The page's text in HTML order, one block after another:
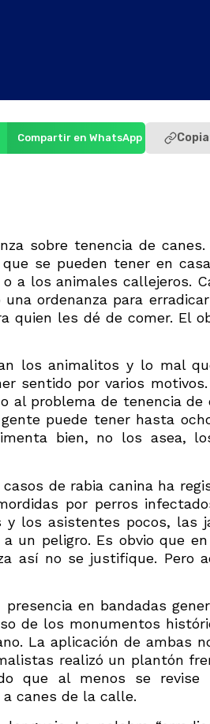
Compartir en WhatsApp
sobre tenencia de
se pueden tener en
a los animales callejeros.
ordenanza para
quien les dé de comer. El
los animalitos y lo mal
sentido por varios
al problema de tenencia de
puede tener hasta
bien, no los asea,
de rabia canina ha
por perros
y los asistentes pocos, las
un peligro. Es obvio que
así no se justifique. Pero
en bandadas
de los monumentos
La aplicación de ambas
realizó un plantón
que al menos se revise
canes de la calle.